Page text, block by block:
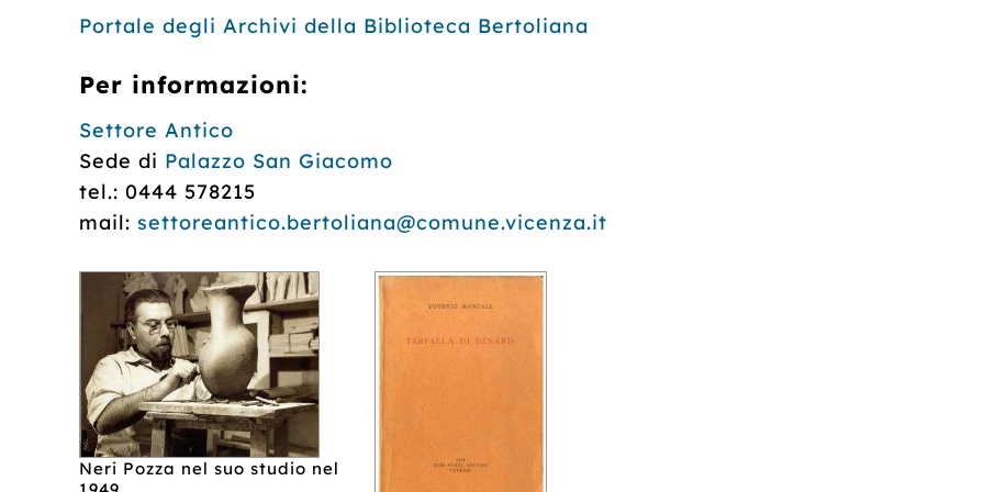
Portale degli Archivi della Biblioteca Bertoliana
Per informazioni:
Settore Antico
Sede di Palazzo San Giacomo
tel.: 0444 578215
mail: settoreantico.bertoliana@comune.vicenza.it
Neri Pozza nel suo studio nel